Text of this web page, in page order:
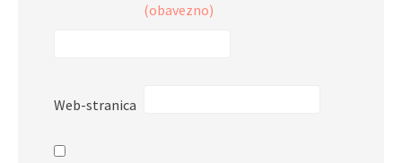
(obavezno)
Web-stranica